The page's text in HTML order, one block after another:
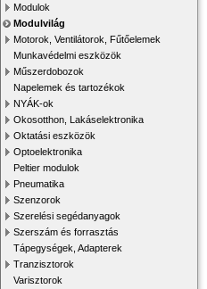
Modulok
Modulvilág
Motorok, Ventilátorok, Fűtőelemek
Munkavédelmi eszközök
Műszerdobozok
Napelemek és tartozékok
NYÁK-ok
Okosotthon, Lakáselektronika
Oktatási eszközök
Optoelektronika
Peltier modulok
Pneumatika
Szenzorok
Szerelési segédanyagok
Szerszám és forrasztás
Tápegységek, Adapterek
Tranzisztorok
Varisztorok